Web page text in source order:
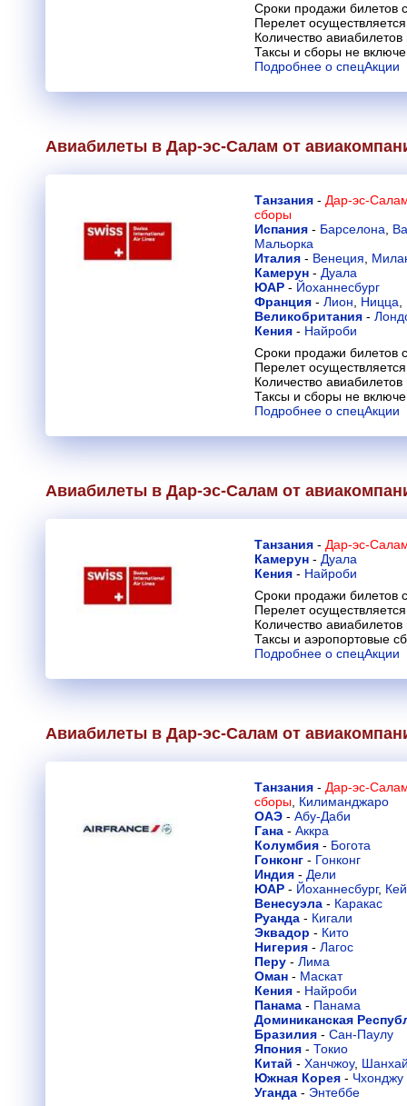
Сроки продажи билетов
Перелет
Количество
Таксы и сборы не
Подробнее о спецАкции
Авиабилеты в Дар-эс-Салам от
Танзания - Дар-эс-
сборы
Испания - Барселона
Мальорка
Италия - Венеция
Камерун - Дуала
ЮАР - Йоханнесбург
Франция - Лион Ницца
Великобритания -
Кения - Найроби
Сроки продажи билетов
Перелет
Количество
Таксы и сборы не
Подробнее о спецАкции
Авиабилеты в Дар-эс-Салам от
Танзания - Дар-эс-
Камерун - Дуала
Кения - Найроби
Сроки продажи билетов
Перелет
Количество
Таксы и аэропортовые
Подробнее о спецАкции
Авиабилеты в Дар-эс-Салам от
Танзания - Дар-эс-
сборы Килиманджаро
ОАЭ - Абу-Даби
Гана - Аккра
Колумбия - Богота
Гонконг - Гонконг
Индия - Дели
ЮАР - Йоханнесбург,
Венесуэла - Каракас
Руанда - Кигали
Эквадор - Кито
Нигерия - Лагос
Перу - Лима
Оман - Маскат
Кения - Найроби
Панама - Панама
Доминиканская
Бразилия - Сан-Паулу
Япония - Токио
Китай - Ханчжоу,
Южная Корея - Чхонджу
Уганда - Энтеббе